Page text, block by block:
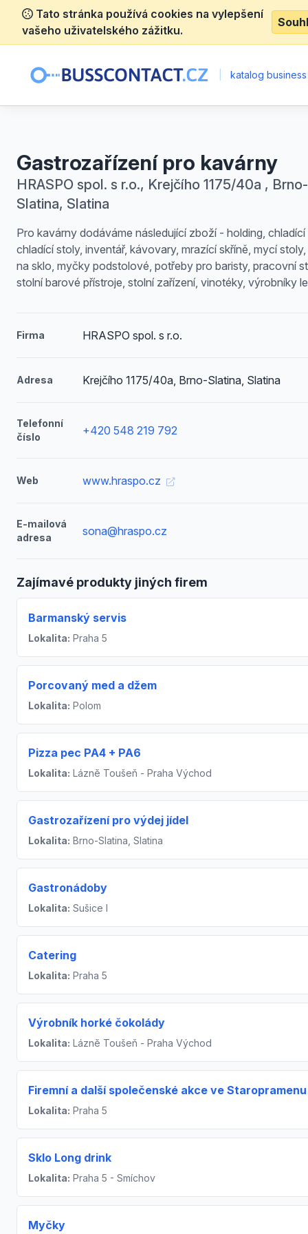
Tato stránka používá cookies na vylepšení
vašeho uživatelského zážitku.
katalog
Gastrozařízení pro kavárny
HRASPO spol. s r.o., Krejčího 1175/40a , Brno-
Slatina, Slatina
Pro kavárny dodáváme následující zboží - holding, chladící
chladící stoly, inventář, kávovary, mrazící skříně, mycí
na sklo, myčky podstolové, potřeby pro baristy, pracovní
stolní barové přístroje, stolní zařízení, vinotéky, výrobníky
Firma HRASPO spol. s r.o.
Adresa Krejčího 1175/40a, Brno-Slatina, Slatina
Telefonní
číslo
+420 548 219 792
Web www.hraspo.cz
E-mailová
adresa
sona@hraspo.cz
Zajímavé produkty jiných firem
Barmanský servis
Lokalita: Praha 5
Porcovaný med a džem
Lokalita: Polom
Pizza pec PA4 + PA6
Lokalita: Lázně Toušeň - Praha Východ
Gastrozařízení pro výdej jídel
Lokalita: Brno-Slatina, Slatina
Gastronádoby
Lokalita: Sušice I
Catering
Lokalita: Praha 5
Výrobník horké čokolády
Lokalita: Lázně Toušeň - Praha Východ
Firemní a další společenské akce ve Staropramenu
Lokalita: Praha 5
Sklo Long drink
Lokalita: Praha 5 - Smíchov
Myčky